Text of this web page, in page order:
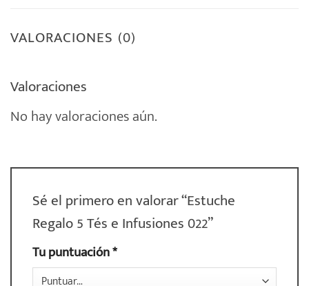
VALORACIONES (0)
Valoraciones
No hay valoraciones aún.
Sé el primero en valorar “Estuche
Regalo 5 Tés e Infusiones 022”
Tu puntuación*